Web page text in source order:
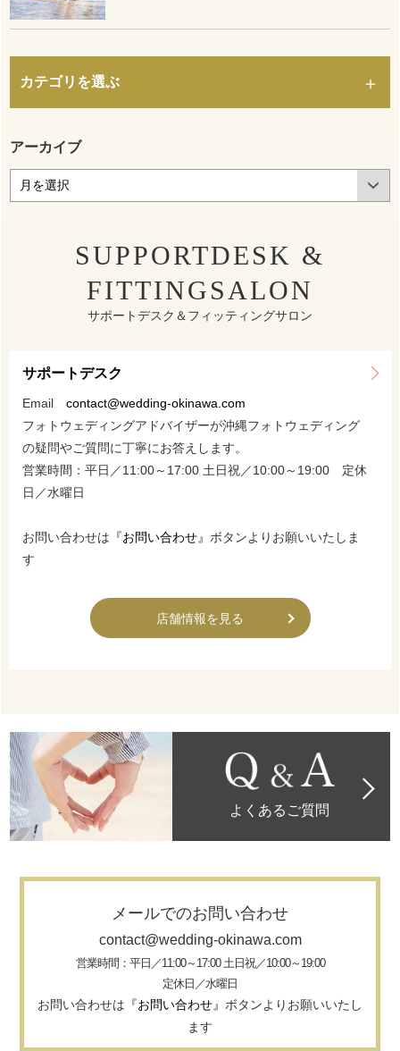
カテゴリを選ぶ
アーカイブ
SUPPORTDESK &
FITTINGSALON
サポートデスク＆フィッティングサロン
サポートデスク
Email contact@wedding-okinawa.com
フォトウェディングアドバイザーが沖縄フォトウェディング
の疑問やご質問に丁寧にお答えします。
営業時間：平日／11:00～17:00 土日祝／10:00～19:00 定休
日／水曜日
お問い合わせは 『お問い合わせ』 ボタンよりお願いいたしま
す
店舗情報を見る
よくあるご質問
メールでのお問い合わせ
contact@wedding-okinawa.com
営業時間：平日／11:00～17:00 土日祝／10:00～19:00
定休日／水曜日
お問い合わせは 『お問い合わせ』 ボタンよりお願いいたし
ます